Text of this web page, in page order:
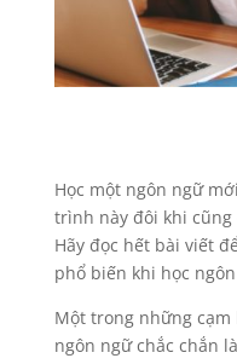
Học một ngôn ngữ
trình này đôi khi
Hãy đọc hết bài viết
phổ biến khi học
Một trong những
ngôn ngữ chắc chắn